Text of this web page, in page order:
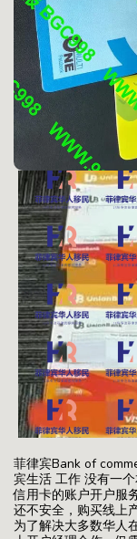
菲律宾Bank of
宾生活 工作 没有一
信用卡的账户开户服
还不安全，购买线上
为了解决大多数华人